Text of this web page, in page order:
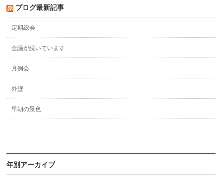
ブログ最新記事
定期総会
会議が続いています
月例会
外壁
早朝の景色
年別アーカイブ